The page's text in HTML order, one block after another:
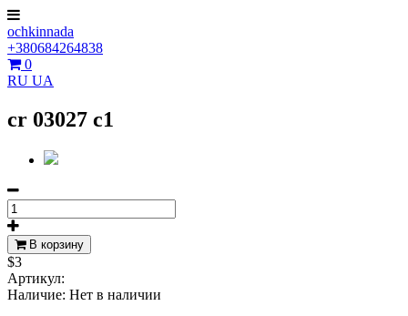
ochkinnada
+380684264838
0
RU UA
cr 03027 c1
В корзину
$3
Артикул:
Наличие: Нет в наличии